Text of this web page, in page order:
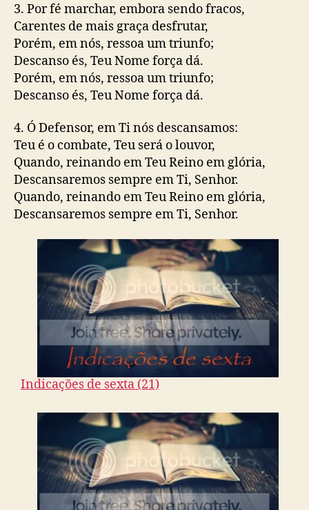
3. Por fé marchar, embora sendo fracos,
Carentes de mais graça desfrutar,
Porém, em nós, ressoa um triunfo;
Descanso és, Teu Nome força dá.
Porém, em nós, ressoa um triunfo;
Descanso és, Teu Nome força dá.
4. Ó Defensor, em Ti nós descansamos:
Teu é o combate, Teu será o louvor,
Quando, reinando em Teu Reino em glória,
Descansaremos sempre em Ti, Senhor.
Quando, reinando em Teu Reino em glória,
Descansaremos sempre em Ti, Senhor.
Indicações de sexta (21)